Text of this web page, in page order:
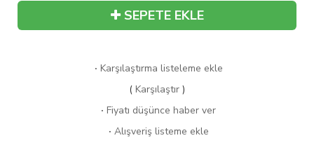
SEPETE EKLE
· Karşılaştırma listeleme ekle
( Karşılaştır )
· Fiyatı düşünce haber ver
· Alışveriş listeme ekle